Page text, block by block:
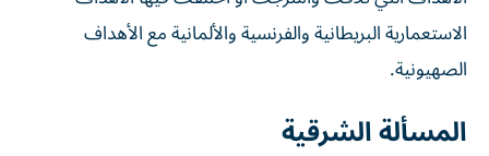
الاستعمارية البريطانية والفرنسية والألمانية مع الأهداف
الصهيونية.
المسألة الشرقية